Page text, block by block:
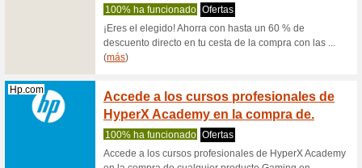
(más
Apple.com Envío